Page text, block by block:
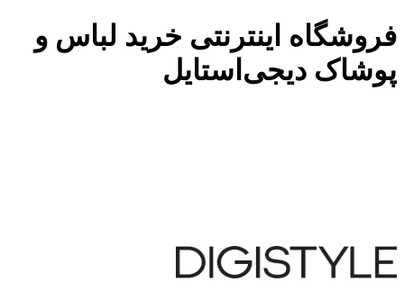
فروشگاه اینترنتی خرید لباس و
پوشاک دیجی‌استایل